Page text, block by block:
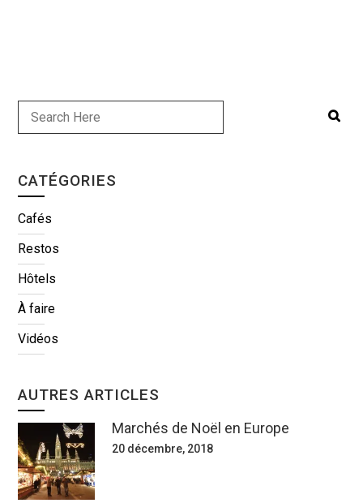
CATÉGORIES
Cafés
Restos
Hôtels
À faire
Vidéos
AUTRES ARTICLES
Marchés de Noël en Europe
20 décembre, 2018